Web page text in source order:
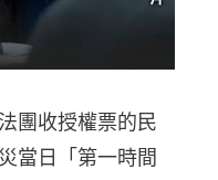
團收授權票的民
當日「第一時間